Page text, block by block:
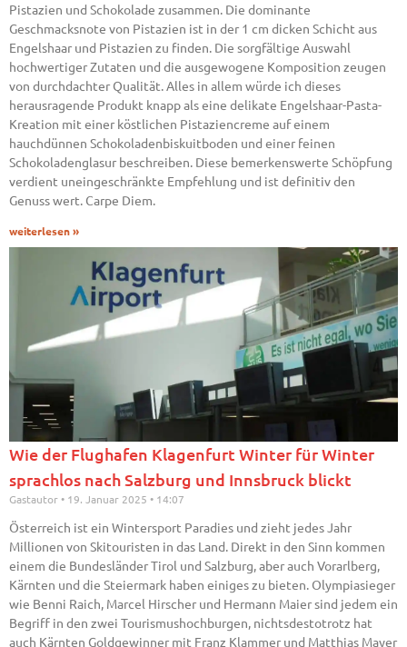
Pistazien und Schokolade zusammen. Die dominante
Geschmacksnote von Pistazien ist in der 1 cm dicken Schicht aus
Engelshaar und Pistazien zu finden. Die sorgfältige Auswahl
hochwertiger Zutaten und die ausgewogene Komposition zeugen
von durchdachter Qualität. Alles in allem würde ich dieses
herausragende Produkt knapp als eine delikate Engelshaar-Pasta-
Kreation mit einer köstlichen Pistaziencreme auf einem
hauchdünnen Schokoladenbiskuitboden und einer feinen
Schokoladenglasur beschreiben. Diese bemerkenswerte Schöpfung
verdient uneingeschränkte Empfehlung und ist definitiv den
Genuss wert. Carpe Diem.
weiterlesen »
Wie der Flughafen Klagenfurt Winter für Winter
sprachlos nach Salzburg und Innsbruck blickt
Gastautor 19. Januar 2025 14:07
Österreich ist ein Wintersport Paradies und zieht jedes Jahr
Millionen von Skitouristen in das Land. Direkt in den Sinn kommen
einem die Bundesländer Tirol und Salzburg, aber auch Vorarlberg,
Kärnten und die Steiermark haben einiges zu bieten. Olympiasieger
wie Benni Raich, Marcel Hirscher und Hermann Maier sind jedem ein
Begriff in den zwei Tourismushochburgen, nichtsdestotrotz hat
auch Kärnten Goldgewinner mit Franz Klammer und Matthias Mayer